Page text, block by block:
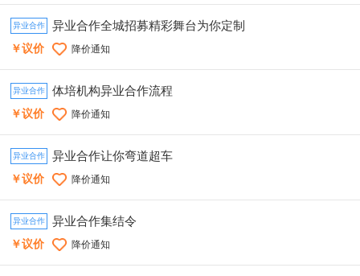
异业合作 异业合作全城招募精彩舞台为你定制
￥议价 降价通知
异业合作 体培机构异业合作流程
￥议价 降价通知
异业合作 异业合作让你弯道超车
￥议价 降价通知
异业合作 异业合作集结令
￥议价 降价通知